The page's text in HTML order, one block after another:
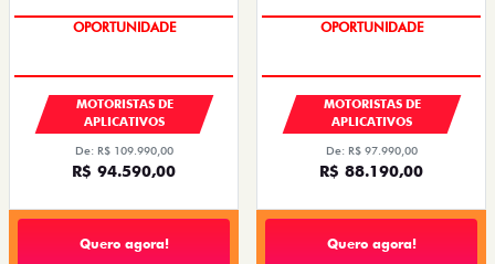
OPORTUNIDADE
MOTORISTAS DE
APLICATIVOS
De: R$ 109.990,00
R$ 94.590,00
Quero agora!
OPORTUNIDADE
MOTORISTAS DE
APLICATIVOS
De: R$ 97.990,00
R$ 88.190,00
Quero agora!